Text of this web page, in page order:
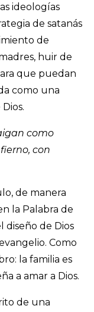
ideologías
de satanás
de
huir de
que puedan
como una
como
con
de manera
la Palabra de
diseño de Dios
Como
la familia es
a amar a Dios.
de una